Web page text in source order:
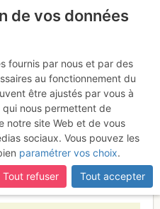
manquantes ou
reconnectez-vous à votre
les Cabanes
Dimanche 26 mars
Bigorre - Ordesa
de vos données
fournis par nous et par des
au fonctionnement du
être ajustés par vous à
nous permettent de
notre site Web et de vous
sociaux. Vous pouvez les
paramétrer vos choix.
Tout refuser
Tout accepter